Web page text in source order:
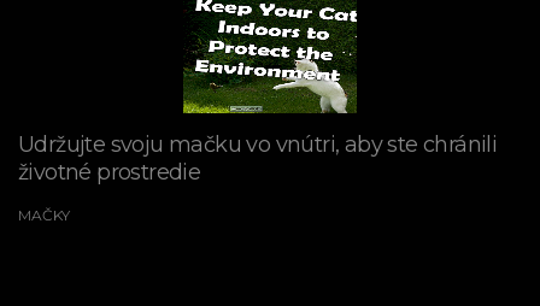
Udržujte svoju mačku vo vnútri, aby ste chránili
životné prostredie
MAČKY